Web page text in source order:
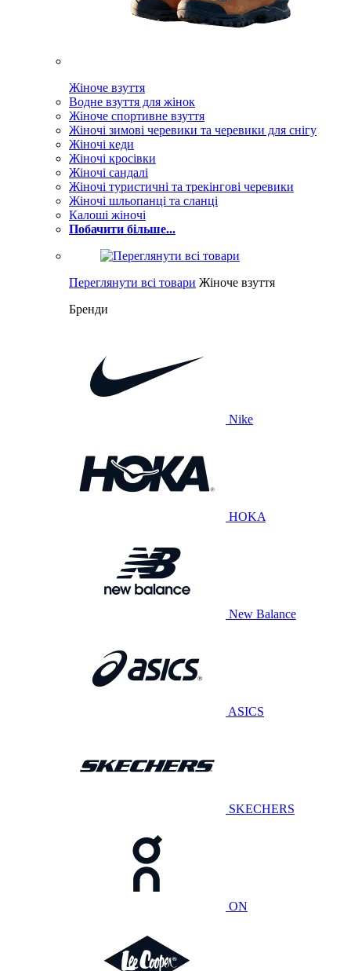
Жіноче взуття
Водне взуття для жінок
Жіноче спортивне взуття
Жіночі зимові черевики та черевики для снігу
Жіночі кеди
Жіночі кросівки
Жіночі сандалі
Жіночі туристичні та трекінгові черевики
Жіночі шльопанці та сланці
Калоші жіночі
Побачити більше...
Переглянути всі товари Жіноче взуття
Бренди
Nike
HOKA
New Balance
ASICS
SKECHERS
ON